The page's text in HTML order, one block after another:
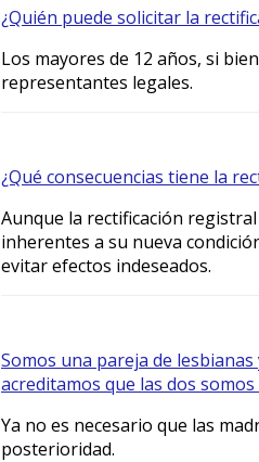
¿Quién puede solicitar la
Los mayores de 12 años, si
representantes legales.
¿Qué consecuencias tiene la
Aunque la rectificación
inherentes a su nueva
evitar efectos indeseados.
Somos una pareja de
acreditamos que las dos
Ya no es necesario que las
posterioridad.